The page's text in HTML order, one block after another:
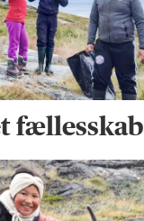
fællesskab